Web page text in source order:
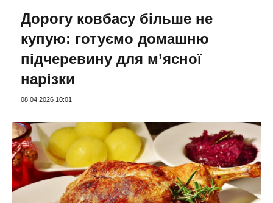
Дорогу ковбасу більше не
купую: готуємо домашню
підчеревину для м’ясної
нарізки
08.04.2026 10:01